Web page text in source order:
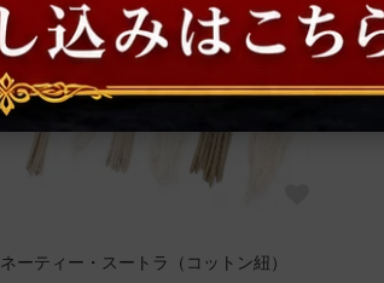
ネーティー・スートラ（コットン紐）